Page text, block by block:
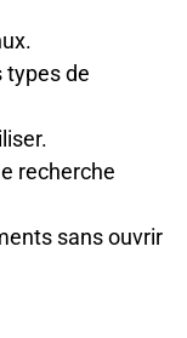
types de
recherche
sans ouvrir